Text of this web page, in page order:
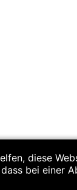
diese
bei einer